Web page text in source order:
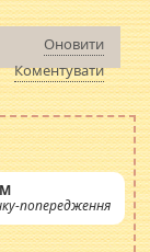
Оновити
Коментувати
попередження